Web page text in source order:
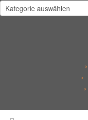
Kategorien